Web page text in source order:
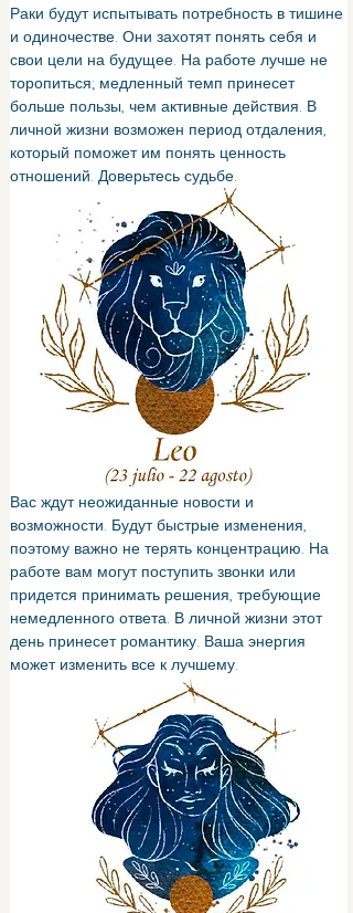
Раки будут испытывать потребность в тишине
и одиночестве. Они захотят понять себя и
свои цели на будущее. На работе лучше не
торопиться; медленный темп принесет
больше пользы, чем активные действия. В
личной жизни возможен период отдаления,
который поможет им понять ценность
отношений. Доверьтесь судьбе.
Вас ждут неожиданные новости и
возможности. Будут быстрые изменения,
поэтому важно не терять концентрацию. На
работе вам могут поступить звонки или
придется принимать решения, требующие
немедленного ответа. В личной жизни этот
день принесет романтику. Ваша энергия
может изменить все к лучшему.